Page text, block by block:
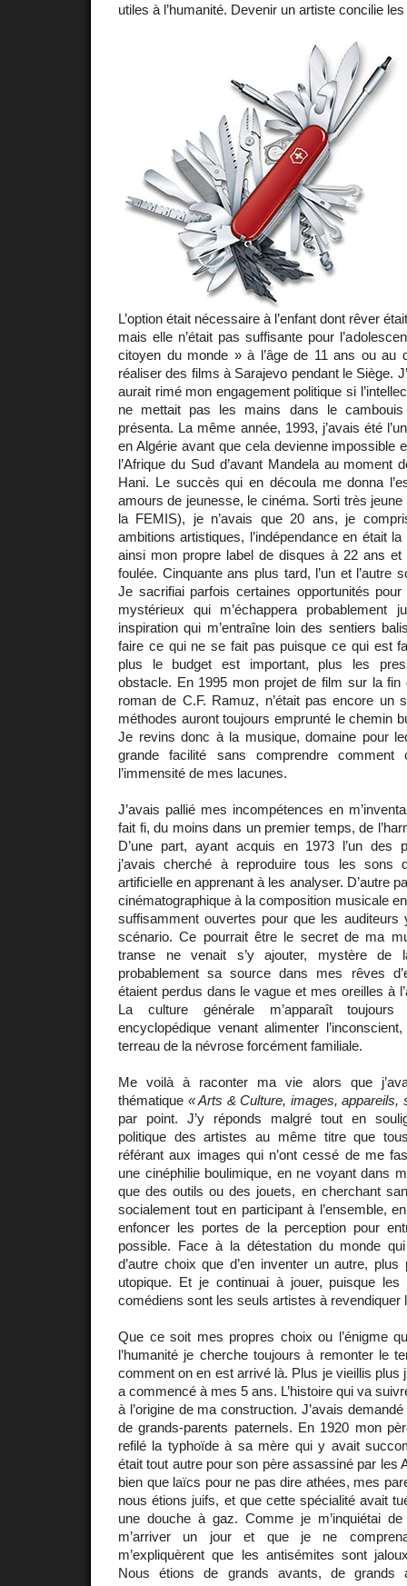
utiles à l’humanité. Devenir un artiste concilie
L’option était nécessaire à l’enfant dont rêver
mais elle n’était pas suffisante pour
citoyen du monde » à l’âge de 11 ans ou au
réaliser des films à Sarajevo pendant le Siège.
aurait rimé mon engagement politique si
ne mettait pas les mains dans le cambouis
présenta. La même année, 1993, j’avais été
en Algérie avant que cela devienne impossible
l’Afrique du Sud d’avant Mandela au moment
Hani. Le succès qui en découla me donna
amours de jeunesse, le cinéma. Sorti très jeune
la FEMIS), je n’avais que 20 ans, je
ambitions artistiques, l’indépendance en était
ainsi mon propre label de disques à 22 ans
foulée. Cinquante ans plus tard, l’un et l’autre
Je sacrifiai parfois certaines opportunités
mystérieux qui m’échappera probablement
inspiration qui m’entraîne loin des sentiers
faire ce qui ne se fait pas puisque ce qui est
plus le budget est important, plus les
obstacle. En 1995 mon projet de film sur la fin
roman de C.F. Ramuz, n’était pas encore un
méthodes auront toujours emprunté le chemin
Je revins donc à la musique, domaine pour
grande facilité sans comprendre comment
l’immensité de mes lacunes.
J’avais pallié mes incompétences en
fait fi, du moins dans un premier temps, de
D’une part, ayant acquis en 1973 l’un des
j’avais cherché à reproduire tous les sons
artificielle en apprenant à les analyser. D’autre
cinématographique à la composition musicale
suffisamment ouvertes pour que les auditeurs
scénario. Ce pourrait être le secret de ma
transe ne venait s’y ajouter, mystère de
probablement sa source dans mes rêves
étaient perdus dans le vague et mes oreilles à
La culture générale m’apparaît
encyclopédique venant alimenter
terreau de la névrose forcément familiale.
Me voilà à raconter ma vie alors que
thématique « Arts & Culture, images, appareils,
par point. J’y réponds malgré tout en
politique des artistes au même titre que
référant aux images qui n’ont cessé de me
une cinéphilie boulimique, en ne voyant dans
que des outils ou des jouets, en cherchant
socialement tout en participant à l’ensemble,
enfoncer les portes de la perception pour
possible. Face à la détestation du monde qui
d’autre choix que d’en inventer un autre,
utopique. Et je continuai à jouer, puisque
comédiens sont les seuls artistes à revendiquer
Que ce soit mes propres choix ou l’énigme
l’humanité je cherche toujours à remonter le
comment on en est arrivé là. Plus je vieillis plus
a commencé à mes 5 ans. L’histoire qui va
à l’origine de ma construction. J’avais
de grands-parents paternels. En 1920 mon
refilé la typhoïde à sa mère qui y avait
était tout autre pour son père assassiné par les
bien que laïcs pour ne pas dire athées, mes
nous étions juifs, et que cette spécialité avait
une douche à gaz. Comme je m’inquiétai
m’arriver un jour et que je ne
m’expliquèrent que les antisémites sont
Nous étions de grands avants, de grands